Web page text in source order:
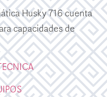
Husky 716 cuenta
capacidades de